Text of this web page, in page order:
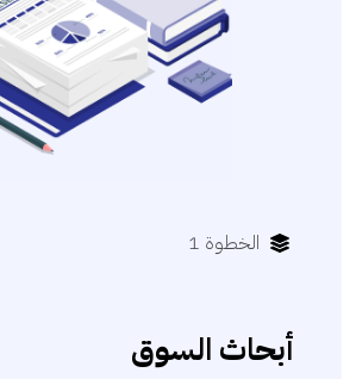
الخطوة 1
أبحاث السوق